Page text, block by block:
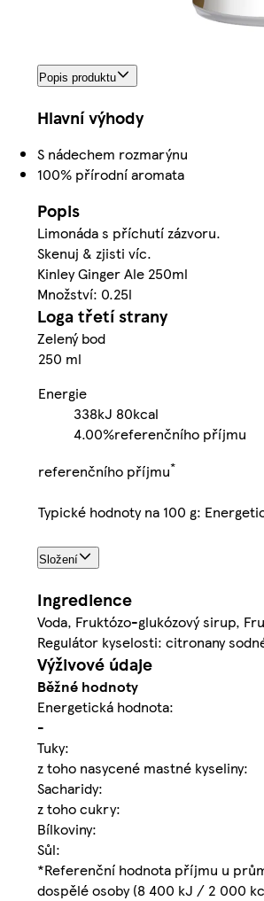
Popis produktu
Hlavní výhody
S nádechem rozmarýnu
100% přírodní aromata
Popis
Limonáda s příchutí zázvoru.
Skenuj & zjisti víc.
Kinley Ginger Ale 250ml
Množství: 0.25l
Loga třetí strany
Zelený bod
250 ml
Energie
338kJ 80kcal
4.00%referenčního příjmu
referenčního příjmu*
Typické hodnoty na 100 g:
Složení
Ingredience
Voda, Fruktózo-glukózový sirup,
Regulátor kyselosti: citronany
Výživové údaje
Běžné hodnoty
Energetická hodnota:
-
Tuky:
z toho nasycené mastné kyseliny:
Sacharidy:
z toho cukry:
Bílkoviny:
Sůl:
*Referenční hodnota příjmu u
dospělé osoby (8 400 kJ / 2 000